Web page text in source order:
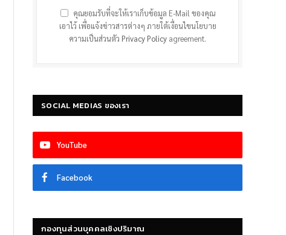
คุณยอมรับที่จะให้เราเก็บข้อมูล E-Mail ของคุณ
เอาไว้ เพื่อแจ้งข่าวสารต่างๆ ภายใต้เงื่อนไขนโยบาย
ความเป็นส่วนตัว Privacy Policy agreement.
SOCIAL MEDIAS ของเรา
YouTube
Facebook
กองทุนส่วนบุคคลเชิงปริมาณ